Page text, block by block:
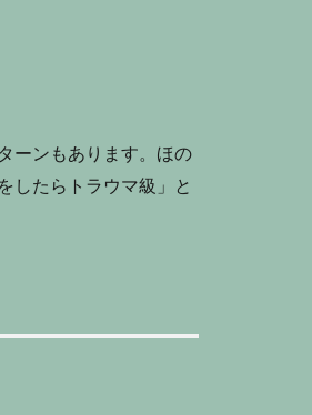
ーンもあります。ほの
したらトラウマ級」と